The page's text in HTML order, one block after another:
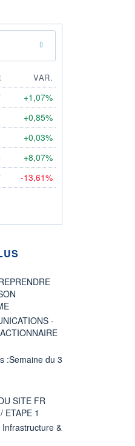
VAR.
+1,07%
+0,85%
+0,03%
+8,07%
-13,61%
-
:Semaine du 3
SITE FR
ETAPE 1
&